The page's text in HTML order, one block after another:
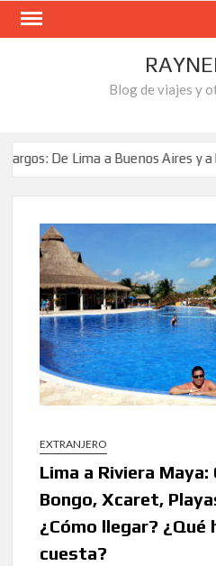
Skip
Blog de viajes y
Aires y a las Cataratas de
EXTRANJERO
Lima a Riviera Maya:
Bongo, Xcaret,
¿Cómo llegar? ¿Qué
cuesta?